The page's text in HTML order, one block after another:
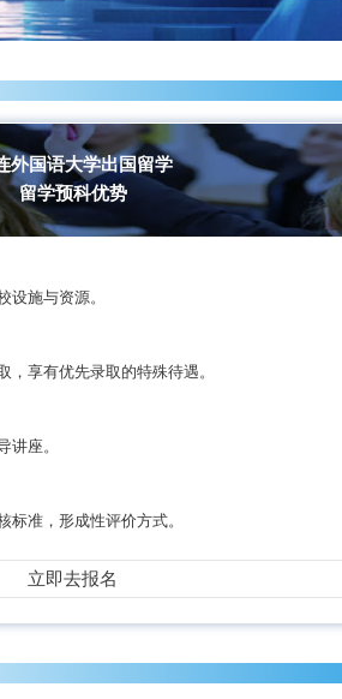
外国语大学出国留学
留学预科优势
设施与资源。
享有优先录取的特殊待遇。
讲座。
标准，形成性评价方式。
立即去报名